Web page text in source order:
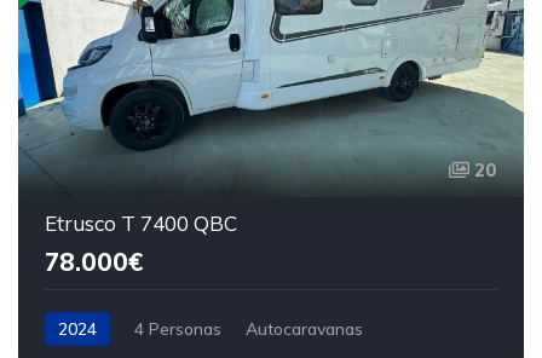
20
Etrusco T 7400 QBC
78.000€
2024 4 Personas Autocaravanas